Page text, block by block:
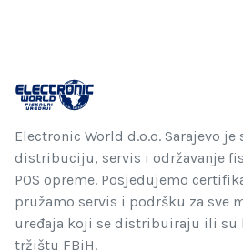
Electronic World d.o.o. Sarajevo
distribuciju, servis i održavanje
POS opreme. Posjedujemo
pružamo servis i podršku za sve
uređaja koji se distribuiraju ili
tržištu FBiH.